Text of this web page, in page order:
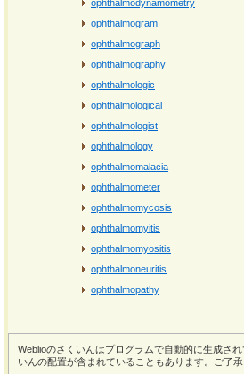
ophthalmodynamometry
ophthalmogram
ophthalmograph
ophthalmography
ophthalmologic
ophthalmological
ophthalmologist
ophthalmology
ophthalmomalacia
ophthalmometer
ophthalmomycosis
ophthalmomyitis
ophthalmomyositis
ophthalmoneuritis
ophthalmopathy
Weblioのさくいんはプログラムで自動的に生成さ
いんの配置が含まれていることもあります。ご了承